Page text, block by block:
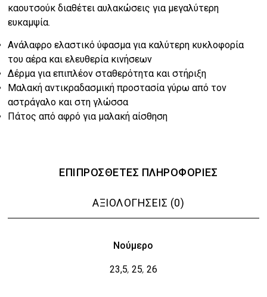
καουτσούκ διαθέτει αυλακώσεις για μεγαλύτερη
ευκαμψία.
Ανάλαφρο ελαστικό ύφασμα για καλύτερη κυκλοφορία
του αέρα και ελευθερία κινήσεων
Δέρμα για επιπλέον σταθερότητα και στήριξη
Μαλακή αντικραδασμική προστασία γύρω από τον
αστράγαλο και στη γλώσσα
Πάτος από αφρό για μαλακή αίσθηση
ΕΠΙΠΡΌΣΘΕΤΕΣ ΠΛΗΡΟΦΟΡΊΕΣ
ΑΞΙΟΛΟΓΉΣΕΙΣ (0)
Νούμερο
23,5, 25, 26